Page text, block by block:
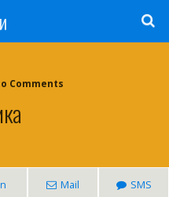
Comments
Mail SMS